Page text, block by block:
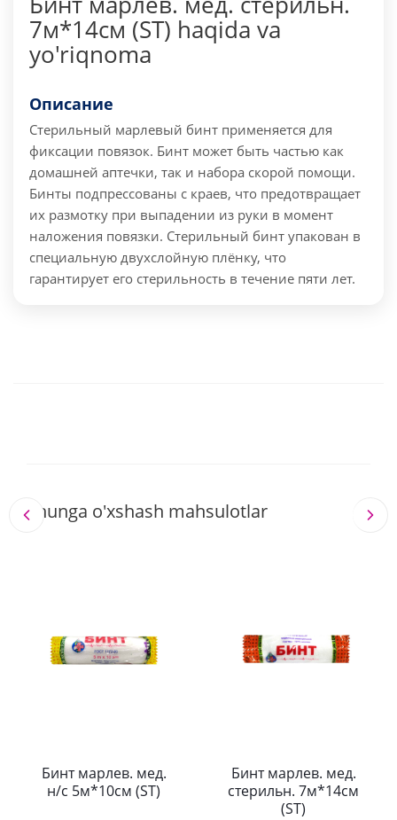
7м*14см (ST) haqida va
yo'riqnoma
Описание
Стерильный марлевый бинт применяется для
фиксации повязок. Бинт может быть частью как
домашней аптечки, так и набора скорой помощи.
Бинты подпрессованы с краев, что предотвращает
их размотку при выпадении из руки в момент
наложения повязки. Стерильный бинт упакован в
специальную двухслойную плёнку, что
гарантирует его стерильность в течение пяти лет.
Shunga o'xshash mahsulotlar
Бинт марлев. мед.
н/с 5м*10см (ST)
Бинт марлев. мед.
стерильн. 7м*14см
(ST)